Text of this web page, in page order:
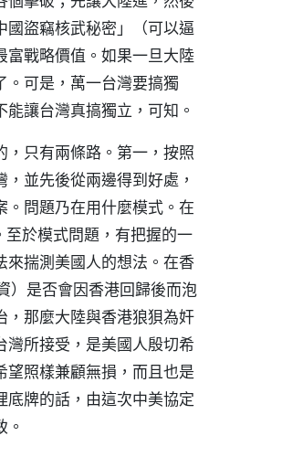
盜竊核武秘密」（可以逼
富戰略價值。如果一旦大陸
可是，萬一台灣要搞獨
讓台灣真搞獨立，可知。
只有兩條路。第一，按照
並先後從兩邊得到好處，
問題乃在用什麼模式。在
於模式問題，有把握的一
揣測美國人的想法。在香
）是否會因香港回歸後而泡
，那麼大陸與香港狼狽為奸
所接受，是美國人殷切希
照樣兼顧無損，而且也是
牌的話，由這次中美協定